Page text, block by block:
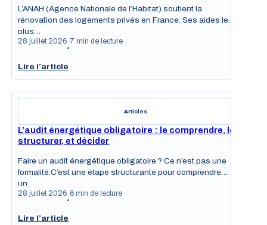
L’ANAH (Agence Nationale de l’Habitat) soutient la
rénovation des logements privés en France. Ses aides les
plus…
28 juillet 2026
•
7 min de lecture
Lire l’article
Articles
L’audit énergétique obligatoire : le comprendre, le
structurer, et décider
Faire un audit énergétique obligatoire ? Ce n’est pas une
formalité.C’est une étape structurante pour comprendre
un…
28 juillet 2026
•
6 min de lecture
Lire l’article